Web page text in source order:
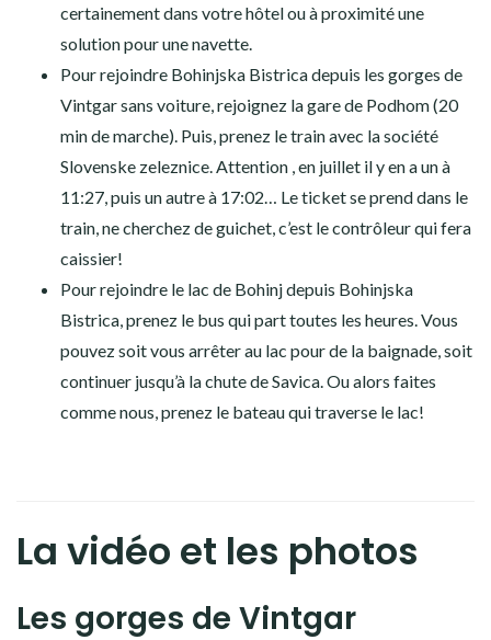
certainement dans votre hôtel ou à proximité une
solution pour une navette.
Pour rejoindre Bohinjska Bistrica depuis les gorges de
Vintgar sans voiture, rejoignez la gare de Podhom (20
min de marche). Puis, prenez le train avec la société
Slovenske zeleznice. Attention , en juillet il y en a un à
11:27, puis un autre à 17:02… Le ticket se prend dans le
train, ne cherchez de guichet, c’est le contrôleur qui fera
caissier!
Pour rejoindre le lac de Bohinj depuis Bohinjska
Bistrica, prenez le bus qui part toutes les heures. Vous
pouvez soit vous arrêter au lac pour de la baignade, soit
continuer jusqu’à la chute de Savica. Ou alors faites
comme nous, prenez le bateau qui traverse le lac!
La vidéo et les photos
Les gorges de Vintgar